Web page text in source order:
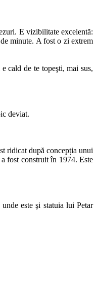
E vizibilitate excelentă:
minute. A fost o zi extrem
cald de te topeşti, mai sus,
deviat.
ridicat după concepția unui
fost construit în 1974. Este
este şi statuia lui Petar